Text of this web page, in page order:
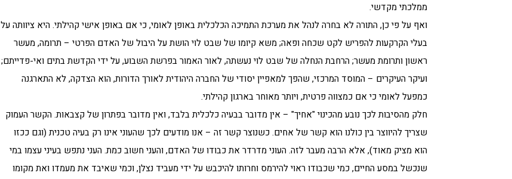
ממלכתי מקדשי.
ואף על פי כן, התורה לא בחרה לנהל את מערכת התמיכה הכלכלית באופן לאומי, כי אם באופן אישי קהילתי. היא ציוותה על
בעלי הקרקעות להפריש לקט שכחה ופאה; משא קיומו של שבט לוי הושת על היבול של האדם הפרטי – תרומה, מעשר
ראשון ותרומת מעשר; הרחבת הנחלה של שבט לוי נעשתה, לאור האמור בפרשת השבוע, על ידי הקדשת בתים ואי-פדייתם;
ועיקר העיקרים – המוסד המרכזי, שהפך למאפיין יסודי של החברה היהודית לאורך הדורות, הוא הצדקה, לא התארגנה
כמפעל לאומי כי אם כמצווה פרטית, ויותר מאוחר בארגון קהילתי.
חלק מהסיבות לכך נובע מהכינוי "אחיך" – אין מדובר בבעיה כלכלית בלבד, ואין מדובר בפתרון של קצבאות. הקשר העמוק
שצריך להיווצר בין כולנו הוא קשר של אחים. כשנוצר קשר זה – אנו מודעים לכך שהעוני אינו רק בעיה טכנית (וגם ככזו
הוא מציק מאוד), אלא הרבה מעבר לזה. העוני מדרדר את כבודו של האדם, והעני חשוב כמת. העני נתפש בעיני עצמו במי
שנכשל במסע החיים, כמי שכבודו ראוי להירמס וחרותו להיכבש על ידי מעביד נצלן, וכמי שאיבד את מעמדו ואת מקומו